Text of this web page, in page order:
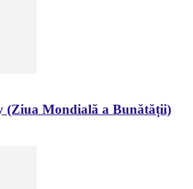
(Ziua Mondială a Bunătății)